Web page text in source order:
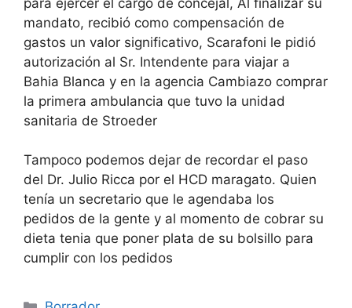
mandato, recibió como compensación de
gastos un valor significativo, Scarafoni le pidió
autorización al Sr. Intendente para viajar a
Bahia Blanca y en la agencia Cambiazo comprar
la primera ambulancia que tuvo la unidad
sanitaria de Stroeder
Tampoco podemos dejar de recordar el paso
del Dr. Julio Ricca por el HCD maragato. Quien
tenía un secretario que le agendaba los
pedidos de la gente y al momento de cobrar su
dieta tenia que poner plata de su bolsillo para
cumplir con los pedidos
Categorías